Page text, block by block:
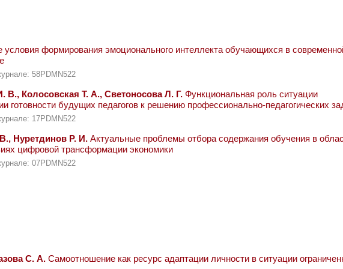
условия формирования эмоционального интеллекта обучающихся в
58PDMN522
В., Колосовская Т. А., Светоносова Л. Г. Функциональная роль ситуации
готовности будущих педагогов к решению профессионально-педагогических
17PDMN522
Нуретдинов Р. И. Актуальные проблемы отбора содержания обучения в
цифровой трансформации экономики
07PDMN522
С. А. Самоотношение как ресурс адаптации личности в ситуации